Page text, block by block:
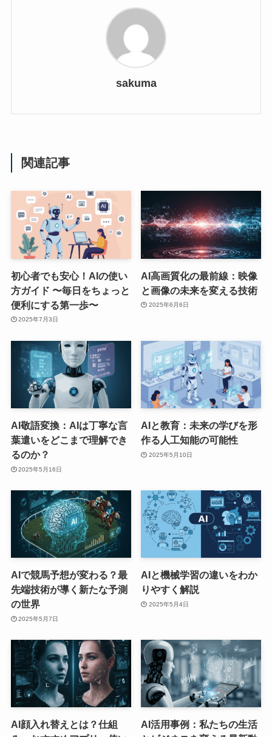
sakuma
関連記事
初心者でも安心！AIの使い
方ガイド 〜毎日をちょっと
便利にする第一歩〜
2025年7月3日
AI高画質化の最前線：映像
と画像の未来を変える技術
2025年6月6日
AI敬語変換：AIは丁寧な言
葉遣いをどこまで理解でき
るのか？
2025年5月16日
AIと教育：未来の学びを形
作る人工知能の可能性
2025年5月10日
AIで競馬予想が変わる？最
先端技術が導く新たな予測
の世界
2025年5月7日
AIと機械学習の違いをわか
りやすく解説
2025年5月4日
AI顔入れ替えとは？仕組
AI活用事例：私たちの生活